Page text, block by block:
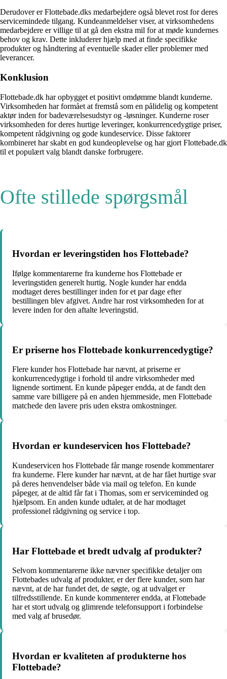
Derudover er Flottebade.dks medarbejdere også blevet rost for deres
servicemindede tilgang. Kundeanmeldelser viser, at virksomhedens
medarbejdere er villige til at gå den ekstra mil for at møde kundernes
behov og krav. Dette inkluderer hjælp med at finde specifikke
produkter og håndtering af eventuelle skader eller problemer med
leverancer.
Konklusion
Flottebade.dk har opbygget et positivt omdømme blandt kunderne.
Virksomheden har formået at fremstå som en pålidelig og kompetent
aktør inden for badeværelsesudstyr og -løsninger. Kunderne roser
virksomheden for deres hurtige leveringer, konkurrencedygtige priser,
kompetent rådgivning og gode kundeservice. Disse faktorer
kombineret har skabt en god kundeoplevelse og har gjort Flottebade.dk
til et populært valg blandt danske forbrugere.
Ofte stillede spørgsmål
Hvordan er leveringstiden hos Flottebade?
Ifølge kommentarerne fra kunderne hos Flottebade er
leveringstiden generelt hurtig. Nogle kunder har endda
modtaget deres bestillinger inden for et par dage efter
bestillingen blev afgivet. Andre har rost virksomheden for at
levere inden for den aftalte leveringstid.
Er priserne hos Flottebade konkurrencedygtige?
Flere kunder hos Flottebade har nævnt, at priserne er
konkurrencedygtige i forhold til andre virksomheder med
lignende sortiment. En kunde påpeger endda, at de fandt den
samme vare billigere på en anden hjemmeside, men Flottebade
matchede den lavere pris uden ekstra omkostninger.
Hvordan er kundeservicen hos Flottebade?
Kundeservicen hos Flottebade får mange rosende kommentarer
fra kunderne. Flere kunder har nævnt, at de har fået hurtige svar
på deres henvendelser både via mail og telefon. En kunde
påpeger, at de altid får fat i Thomas, som er serviceminded og
hjælpsom. En anden kunde udtaler, at de har modtaget
professionel rådgivning og service i top.
Har Flottebade et bredt udvalg af produkter?
Selvom kommentarerne ikke nævner specifikke detaljer om
Flottebades udvalg af produkter, er der flere kunder, som har
nævnt, at de har fundet det, de søgte, og at udvalget er
tilfredsstillende. En kunde kommenterer endda, at Flottebade
har et stort udvalg og glimrende telefonsupport i forbindelse
med valg af brusedør.
Hvordan er kvaliteten af produkterne hos
Flottebade?